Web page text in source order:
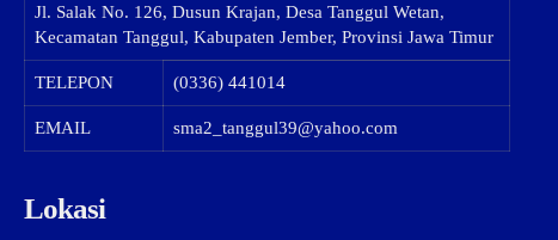
Jl. Salak No. 126, Dusun Krajan, Desa Tanggul Wetan,
Kecamatan Tanggul, Kabupaten Jember, Provinsi Jawa Timur
TELEPON (0336) 441014
EMAIL sma2_tanggul39@yahoo.com
Lokasi